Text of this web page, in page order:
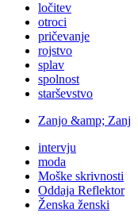
ločitev
otroci
pričevanje
rojstvo
splav
spolnost
starševstvo
Zanjo &amp; Zanj
intervju
moda
Moške skrivnosti
Oddaja Reflektor
Ženska ženski